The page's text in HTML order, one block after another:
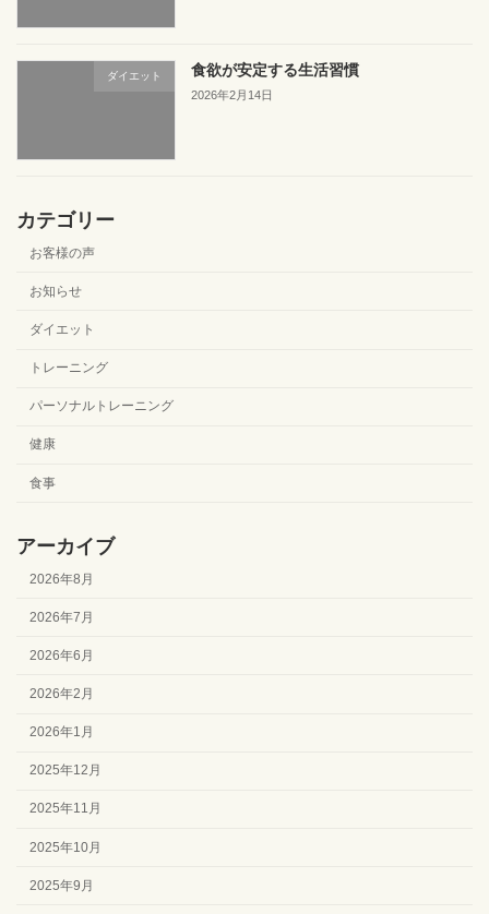
ダイエット 食欲が安定する生活習慣
2026年2月14日
カテゴリー
お客様の声
お知らせ
ダイエット
トレーニング
パーソナルトレーニング
健康
食事
アーカイブ
2026年8月
2026年7月
2026年6月
2026年2月
2026年1月
2025年12月
2025年11月
2025年10月
2025年9月